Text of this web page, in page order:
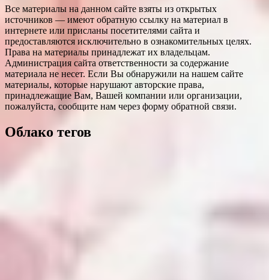
Все материалы на данном сайте взяты из открытых
источников — имеют обратную ссылку на материал в
интернете или присланы посетителями сайта и
предоставляются исключительно в ознакомительных целях.
Права на материалы принадлежат их владельцам.
Администрация сайта ответственности за содержание
материала не несет. Если Вы обнаружили на нашем сайте
материалы, которые нарушают авторские права,
принадлежащие Вам, Вашей компании или организации,
пожалуйста, сообщите нам через форму обратной связи.
Облако тегов